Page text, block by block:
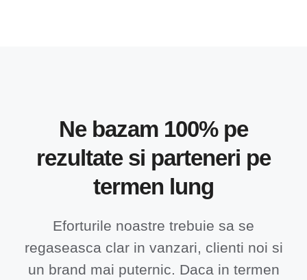
Ne bazam 100% pe
rezultate si parteneri pe
termen lung
Eforturile noastre trebuie sa se
regaseasca clar in vanzari, clienti noi si
un brand mai puternic. Daca in termen